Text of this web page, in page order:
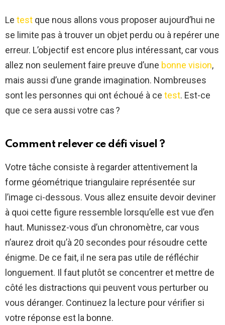
Le test que nous allons vous proposer aujourd’hui ne
se limite pas à trouver un objet perdu ou à repérer une
erreur. L’objectif est encore plus intéressant, car vous
allez non seulement faire preuve d’une bonne vision,
mais aussi d’une grande imagination. Nombreuses
sont les personnes qui ont échoué à ce test. Est-ce
que ce sera aussi votre cas ?
Comment relever ce défi visuel ?
Votre tâche consiste à regarder attentivement la
forme géométrique triangulaire représentée sur
l’image ci-dessous. Vous allez ensuite devoir deviner
à quoi cette figure ressemble lorsqu’elle est vue d’en
haut. Munissez-vous d’un chronomètre, car vous
n’aurez droit qu’à 20 secondes pour résoudre cette
énigme. De ce fait, il ne sera pas utile de réfléchir
longuement. Il faut plutôt se concentrer et mettre de
côté les distractions qui peuvent vous perturber ou
vous déranger. Continuez la lecture pour vérifier si
votre réponse est la bonne.